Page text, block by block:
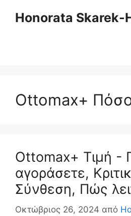
Honorata Skarek-
Ottomax+ Πόσο
Ottomax+ Τιμή -
αγοράσετε,
Σύνθεση, Πώς
Οκτώβριος 26, 2024 από